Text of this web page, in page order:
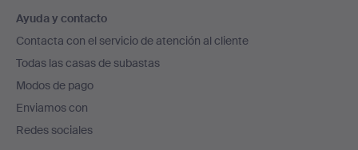
en
el
pie
de
página
Ayuda y contacto
Contacta con el servicio de atención al cliente
Todas las casas de subastas
Modos de pago
Enviamos con
Redes sociales